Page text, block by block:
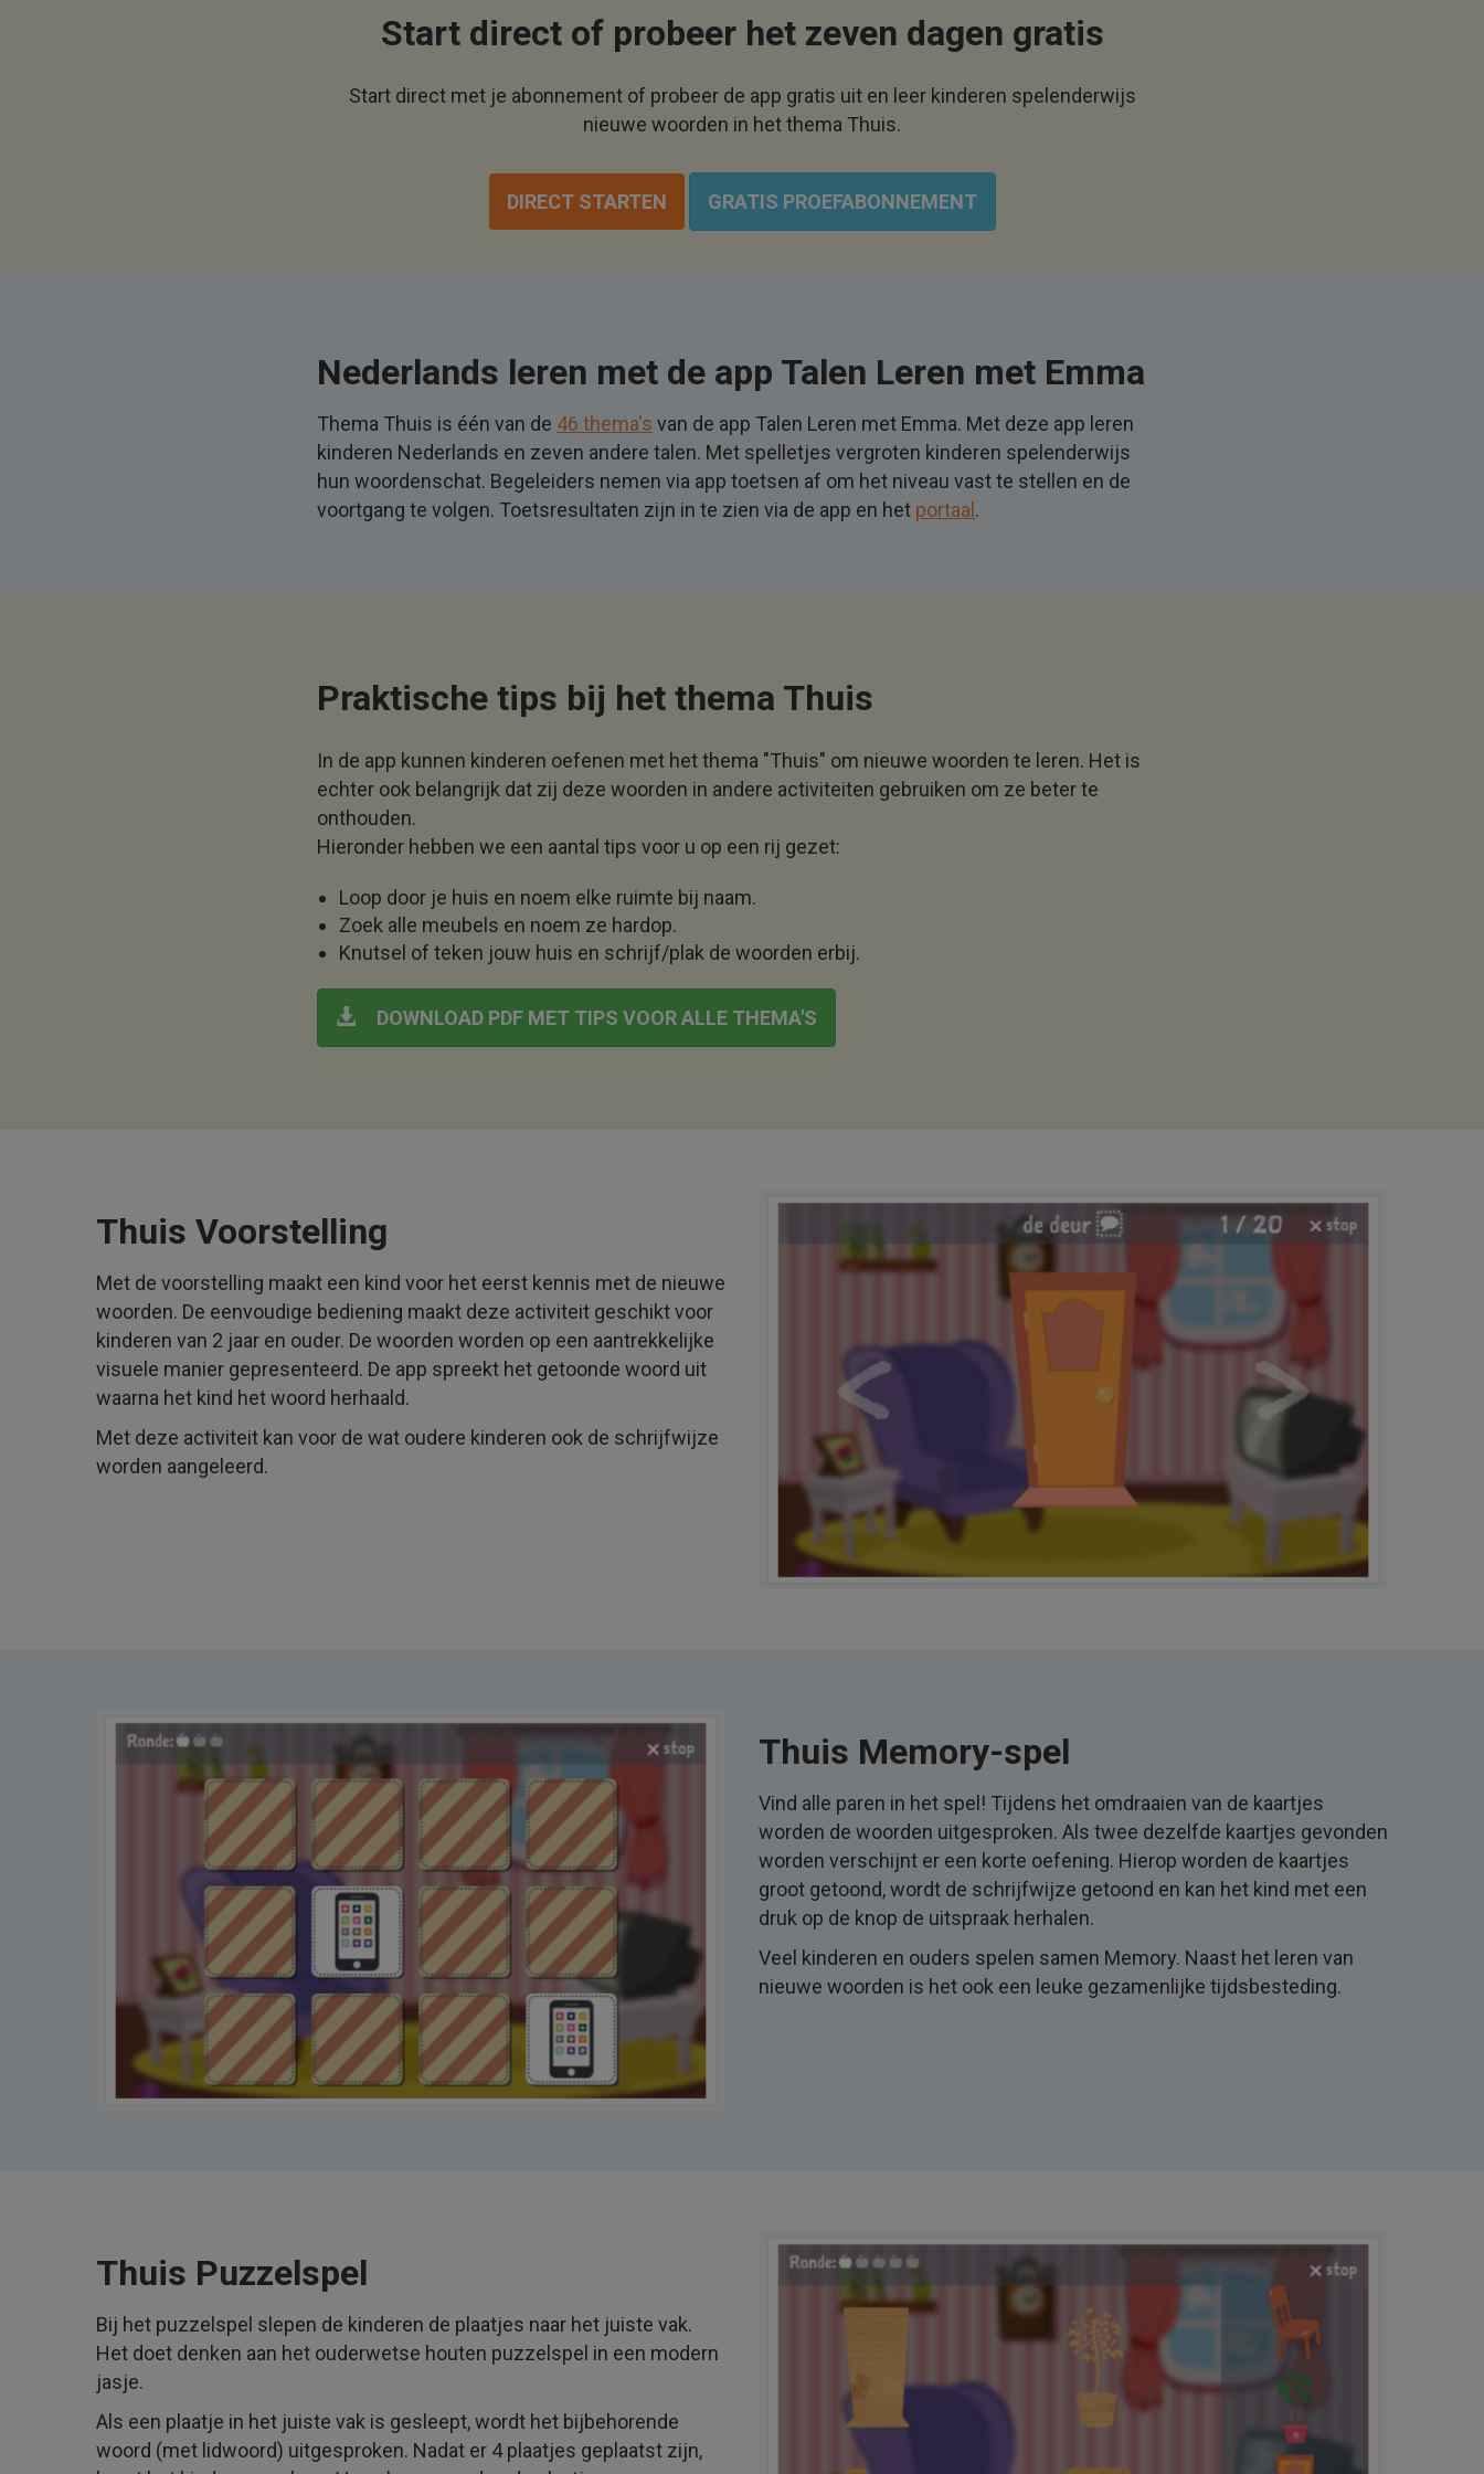
Start direct of probeer het zeven dagen gratis
Start direct met je abonnement of probeer de app gratis uit en leer kinderen spelenderwijs
nieuwe woorden in het thema Thuis.
DIRECT STARTEN GRATIS PROEFABONNEMENT
Nederlands leren met de app Talen Leren met Emma
Thema Thuis is één van de 46 thema's van de app Talen Leren met Emma. Met deze app leren
kinderen Nederlands en zeven andere talen. Met spelletjes vergroten kinderen spelenderwijs
hun woordenschat. Begeleiders nemen via app toetsen af om het niveau vast te stellen en de
voortgang te volgen. Toetsresultaten zijn in te zien via de app en het portaal .
Praktische tips bij het thema Thuis
In de app kunnen kinderen oefenen met het thema "Thuis" om nieuwe woorden te leren. Het is
echter ook belangrijk dat zij deze woorden in andere activiteiten gebruiken om ze beter te
onthouden.
Hieronder hebben we een aantal tips voor u op een rij gezet:
Loop door je huis en noem elke ruimte bij naam.
Zoek alle meubels en noem ze hardop.
Knutsel of teken jouw huis en schrijf/plak de woorden erbij.
DOWNLOAD PDF MET TIPS VOOR ALLE THEMA'S
Thuis Voorstelling
Met de voorstelling maakt een kind voor het eerst kennis met de nieuwe
woorden. De eenvoudige bediening maakt deze activiteit geschikt voor
kinderen van 2 jaar en ouder. De woorden worden op een aantrekkelijke
visuele manier gepresenteerd. De app spreekt het getoonde woord uit
waarna het kind het woord herhaald.
Met deze activiteit kan voor de wat oudere kinderen ook de schrijfwijze
worden aangeleerd.
Thuis Memory-spel
Vind alle paren in het spel! Tijdens het omdraaien van de kaartjes
worden de woorden uitgesproken. Als twee dezelfde kaartjes gevonden
worden verschijnt er een korte oefening. Hierop worden de kaartjes
groot getoond, wordt de schrijfwijze getoond en kan het kind met een
druk op de knop de uitspraak herhalen.
Veel kinderen en ouders spelen samen Memory. Naast het leren van
nieuwe woorden is het ook een leuke gezamenlijke tijdsbesteding.
Thuis Puzzelspel
Bij het puzzelspel slepen de kinderen de plaatjes naar het juiste vak.
Het doet denken aan het ouderwetse houten puzzelspel in een modern
jasje.
Als een plaatje in het juiste vak is gesleept, wordt het bijbehorende
woord (met lidwoord) uitgesproken. Nadat er 4 plaatjes geplaatst zijn,